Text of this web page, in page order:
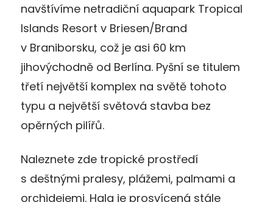
navštívíme netradiční aquapark Tropical
Islands Resort v Briesen/Brand
v Braniborsku, což je asi 60 km
jihovýchodně od Berlína. Pyšní se titulem
třetí největší komplex na světě tohoto
typu a největší světová stavba bez
opěrných pilířů.
Naleznete zde tropické prostředí
s deštnými pralesy, plážemi, palmami a
orchidejemi. Hala je prosvícená stále